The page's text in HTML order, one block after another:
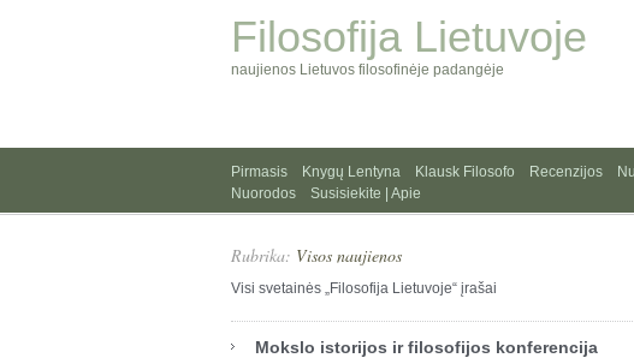
Filosofija Lietuvoje
naujienos Lietuvos filosofinėje padangėje
Pirmasis Knygų Lentyna Klausk Filosofo Recenzijos
Nuorodos
Susisiekite | Apie
Rubrika: Visos naujienos
Visi svetainės „Filosofija Lietuvoje“ įrašai
Mokslo istorijos ir filosofijos konferencija